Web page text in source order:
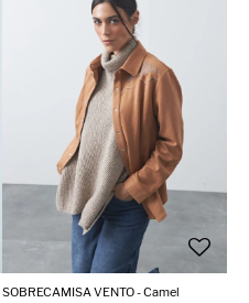
SOBRECAMISA VENTO - Camel